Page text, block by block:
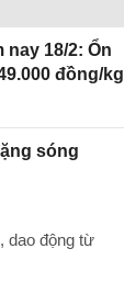
nay 18/2: Ổn
đồng/kg
sóng
dao động từ